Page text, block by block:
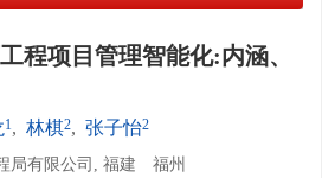
程项目管理智能化:内涵、
1, 林棋2, 张子怡2
局有限公司, 福建 福州